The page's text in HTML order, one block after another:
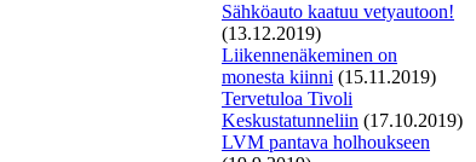
Sähköauto kaatuu vetyautoon!
(13.12.2019)
Liikennenäkeminen on
monesta kiinni (15.11.2019)
Tervetuloa Tivoli
Keskustatunneliin (17.10.2019)
LVM pantava holhoukseen